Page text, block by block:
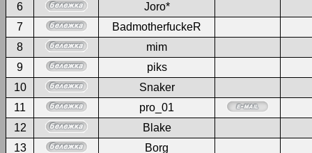
6
Joro*
7
BadmotherfuckeR
8
mim
9
piks
10
Snaker
11
pro_01
12
Blake
13
Borg